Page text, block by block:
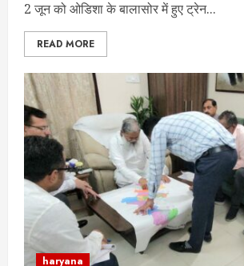
2 जून को ओडिशा के बालासोर में हुए ट्रेन...
READ MORE
haryana